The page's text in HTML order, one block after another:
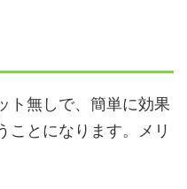
ト無しで、簡単に効果
ことになります。メリ